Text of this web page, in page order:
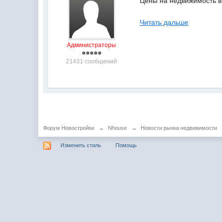
Администраторы
21431 сообщений
Читать дальше
Форум Новостройки → Nhouse → Новости рынка недвижимости
Изменить стиль Помощь